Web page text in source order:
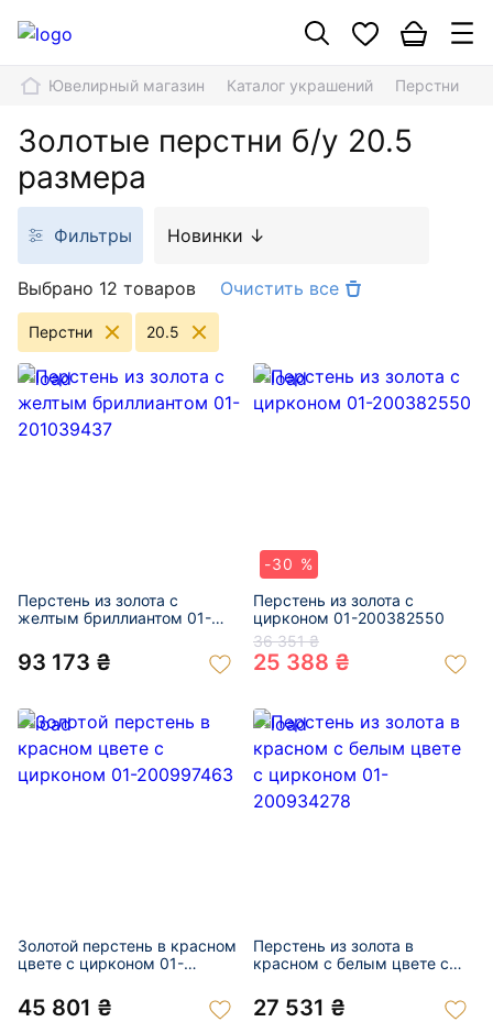
Ювелирный магазин Каталог украшений Перстни
Золотые перстни б/у 20.5
размера
Выбрано 12 товаров Очистить все
Перстни 20.5
Фильтры Новинки ↓
Перстень из золота с
желтым бриллиантом 01-
93 173 ₴
-30 %
Перстень из золота с
цирконом 01-200382550
36 351 ₴
25 388 ₴
Золотой перстень в красном
цвете с цирконом 01-
45 801 ₴
Перстень из золота в
красном с белым цвете с
27 531 ₴